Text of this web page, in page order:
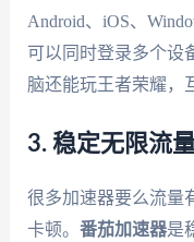
Android、iOS、
可以同时登录多个设
脑还能玩王者荣耀，
3. 稳定无限流
很多加速器要么流量
卡顿。 番茄加速器是